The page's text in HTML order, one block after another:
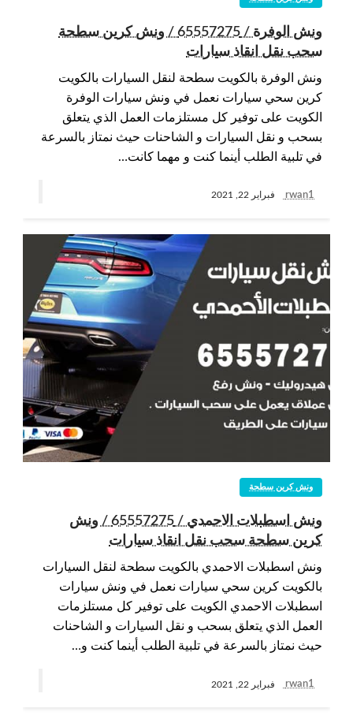
ونش الوفرة / 65557275 / ونش كرين سطحة
سحب نقل انقاذ سيارات
ونش الوفرة بالكويت سطحة لنقل السيارات بالكويت
كرين سحي سيارات نعمل في ونش سيارات الوفرة
الكويت على توفير كل مستلزمات العمل الذي يتعلق
بسحب و نقل السيارات و الشاحنات حيث نمتاز بالسرعة
في تلبية الطلب أينما كنت و مهما كانت…
rwan1 فبراير 22, 2021
ونش كرين سطحة
ونش اسطبلات الاحمدي / 65557275 / ونش
كرين سطحة سحب نقل انقاذ سيارات
ونش اسطبلات الاحمدي بالكويت سطحة لنقل السيارات
بالكويت كرين سحي سيارات نعمل في ونش سيارات
اسطبلات الاحمدي الكويت على توفير كل مستلزمات
العمل الذي يتعلق بسحب و نقل السيارات و الشاحنات
حيث نمتاز بالسرعة في تلبية الطلب أينما كنت و…
rwan1 فبراير 22, 2021